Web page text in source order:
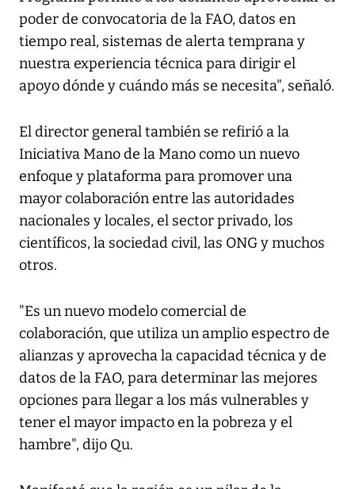
poder de convocatoria de la FAO, datos en
tiempo real, sistemas de alerta temprana y
nuestra experiencia técnica para dirigir el
apoyo dónde y cuándo más se necesita", señaló.
El director general también se refirió a la
Iniciativa Mano de la Mano como un nuevo
enfoque y plataforma para promover una
mayor colaboración entre las autoridades
nacionales y locales, el sector privado, los
científicos, la sociedad civil, las ONG y muchos
otros.
"Es un nuevo modelo comercial de
colaboración, que utiliza un amplio espectro de
alianzas y aprovecha la capacidad técnica y de
datos de la FAO, para determinar las mejores
opciones para llegar a los más vulnerables y
tener el mayor impacto en la pobreza y el
hambre", dijo Qu.